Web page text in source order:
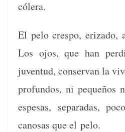
cólera.
El pelo cre­spo, eriza­do,
Los ojos, que han
juven­tud, con­ser­van la
pro­fun­dos, ni pequeños
espe­sas, sep­a­radas,
canosas que el pelo.